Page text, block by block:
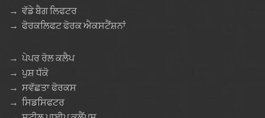
→ ਵੱਡੇ ਬੈਗ ਲਿਫਟਰ
→ ਫੋਰਕਲਿਫਟ ਫੋਰਕ ਐਕਸਟੈਂਸ਼ਨਾਂ
→ ਪੇਪਰ ਰੋਲ ਕਲੈਪ
→ ਪੁਸ਼ ਧੱਕੋ
→ ਸਵੱਛਤਾ ਫੋਰਕਸ
→ ਸਿਡਸਿਫਟਰ